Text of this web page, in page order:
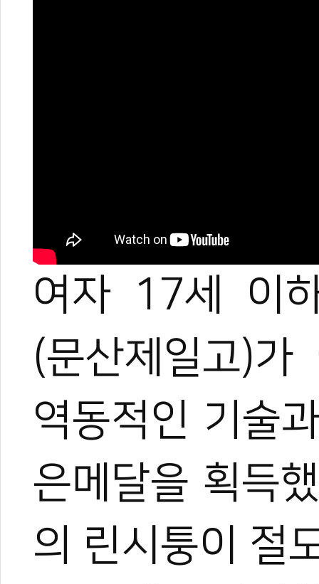
여자 17세 이
(문산제일고)
역동적인 기술
은메달을 획득
의 린시퉁이 절